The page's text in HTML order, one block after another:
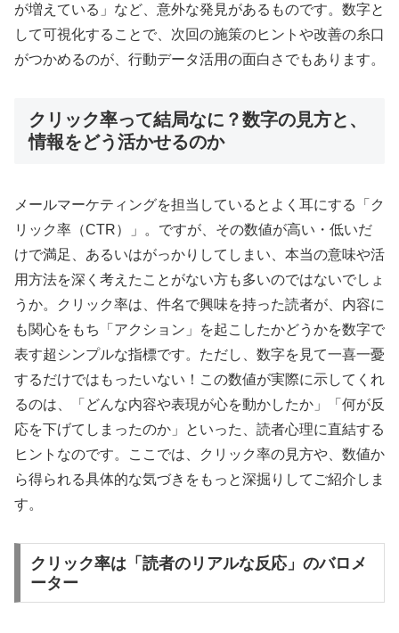
が増えている」など、意外な発見があるものです。数字と
して可視化することで、次回の施策のヒントや改善の糸口
がつかめるのが、行動データ活用の面白さでもあります。
クリック率って結局なに？数字の見方と、
情報をどう活かせるのか
メールマーケティングを担当しているとよく耳にする「ク
リック率（CTR）」。ですが、その数値が高い・低いだ
けで満足、あるいはがっかりしてしまい、本当の意味や活
用方法を深く考えたことがない方も多いのではないでしょ
うか。クリック率は、件名で興味を持った読者が、内容に
も関心をもち「アクション」を起こしたかどうかを数字で
表す超シンプルな指標です。ただし、数字を見て一喜一憂
するだけではもったいない！この数値が実際に示してくれ
るのは、「どんな内容や表現が心を動かしたか」「何が反
応を下げてしまったのか」といった、読者心理に直結する
ヒントなのです。ここでは、クリック率の見方や、数値か
ら得られる具体的な気づきをもっと深掘りしてご紹介しま
す。
クリック率は「読者のリアルな反応」のバロメ
ーター